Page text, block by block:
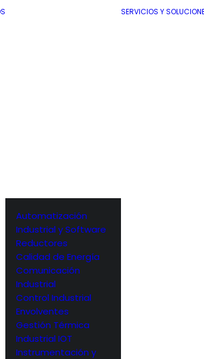
Automatización
Industrial y Software
Reductores
Calidad de Energía
Comunicación
Industrial
Control Industrial
Envolventes
Gestión Térmica
Industrial IOT
Instrumentación y
SERVICIOS Y